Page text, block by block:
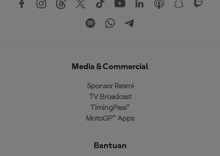
Media & Commercial
Sponsor Resmi
TV Broadcast
TimingPass™
MotoGP™ Apps
Bantuan